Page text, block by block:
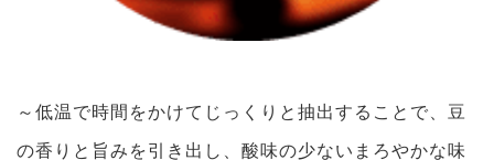
～低温で時間をかけてじっくりと抽出することで、豆
の香りと旨みを引き出し、酸味の少ないまろやかな味